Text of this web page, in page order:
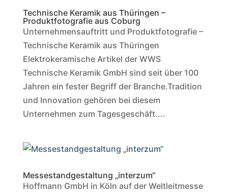
Technische Keramik aus Thüringen –
Produktfotografie aus Coburg
Unternehmensauftritt und Produktfotografie –
Technische Keramik aus Thüringen
Elektrokeramische Artikel der WWS
Technische Keramik GmbH sind seit über 100
Jahren ein fester Begriff der Branche.Tradition
und Innovation gehören bei diesem
Unternehmen zum Tagesgeschäft....
Messestandgestaltung „interzum“
Hoffmann GmbH in Köln auf der Weltleitmesse